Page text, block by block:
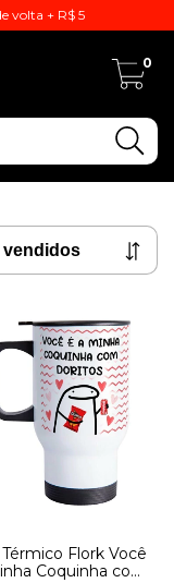
volta + R$ 5
0
Flork Você
Coquinha com